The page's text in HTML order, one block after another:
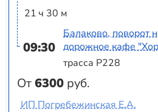
21 ч 30 м
09:30
От6300 руб.
Балаково, поворот
дорожное кафе
трасса Р228
ИП Погребежинская Е.А.